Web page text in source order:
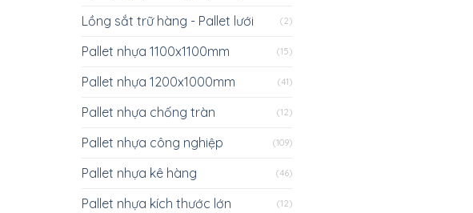
Lồng sắt trữ hàng - Pallet lưới (2)
Pallet nhựa 1100x1100mm (15)
Pallet nhựa 1200x1000mm (41)
Pallet nhựa chống tràn (12)
Pallet nhựa công nghiệp (109)
Pallet nhựa kê hàng (46)
Pallet nhựa kích thước lớn (12)